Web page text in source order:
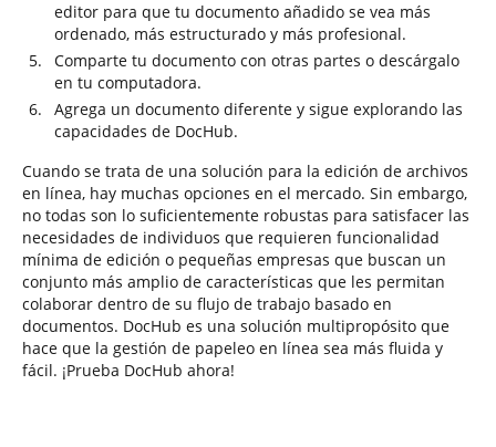
editor para que tu documento añadido se vea más
ordenado, más estructurado y más profesional.
Comparte tu documento con otras partes o descárgalo
en tu computadora.
Agrega un documento diferente y sigue explorando las
capacidades de DocHub.
Cuando se trata de una solución para la edición de archivos
en línea, hay muchas opciones en el mercado. Sin embargo,
no todas son lo suficientemente robustas para satisfacer las
necesidades de individuos que requieren funcionalidad
mínima de edición o pequeñas empresas que buscan un
conjunto más amplio de características que les permitan
colaborar dentro de su flujo de trabajo basado en
documentos. DocHub es una solución multipropósito que
hace que la gestión de papeleo en línea sea más fluida y
fácil. ¡Prueba DocHub ahora!